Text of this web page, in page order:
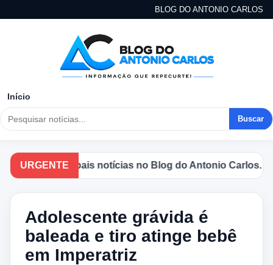
BLOG DO ANTONIO CARLOS
Início
Buscar
URGENTE
as principais notícias no Blog do Antonio Carlos.
Adolescente grávida é
baleada e tiro atinge bebê
em Imperatriz